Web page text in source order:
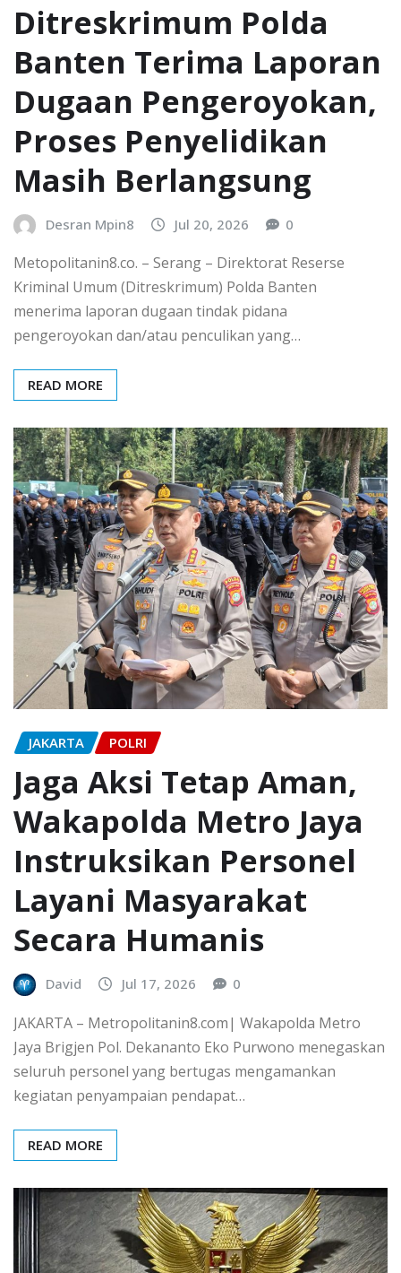
Ditreskrimum Polda
Banten Terima Laporan
Dugaan Pengeroyokan,
Proses Penyelidikan
Masih Berlangsung
Desran Mpin8 Jul 20, 2026 0
Metopolitanin8.co. – Serang – Direktorat Reserse
Kriminal Umum (Ditreskrimum) Polda Banten
menerima laporan dugaan tindak pidana
pengeroyokan dan/atau penculikan yang…
READ MORE
JAKARTA POLRI
Jaga Aksi Tetap Aman,
Wakapolda Metro Jaya
Instruksikan Personel
Layani Masyarakat
Secara Humanis
David Jul 17, 2026 0
JAKARTA – Metropolitanin8.com| Wakapolda Metro
Jaya Brigjen Pol. Dekananto Eko Purwono menegaskan
seluruh personel yang bertugas mengamankan
kegiatan penyampaian pendapat…
READ MORE